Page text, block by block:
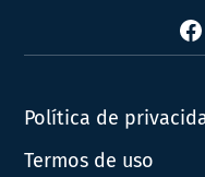
Política de
Termos de uso